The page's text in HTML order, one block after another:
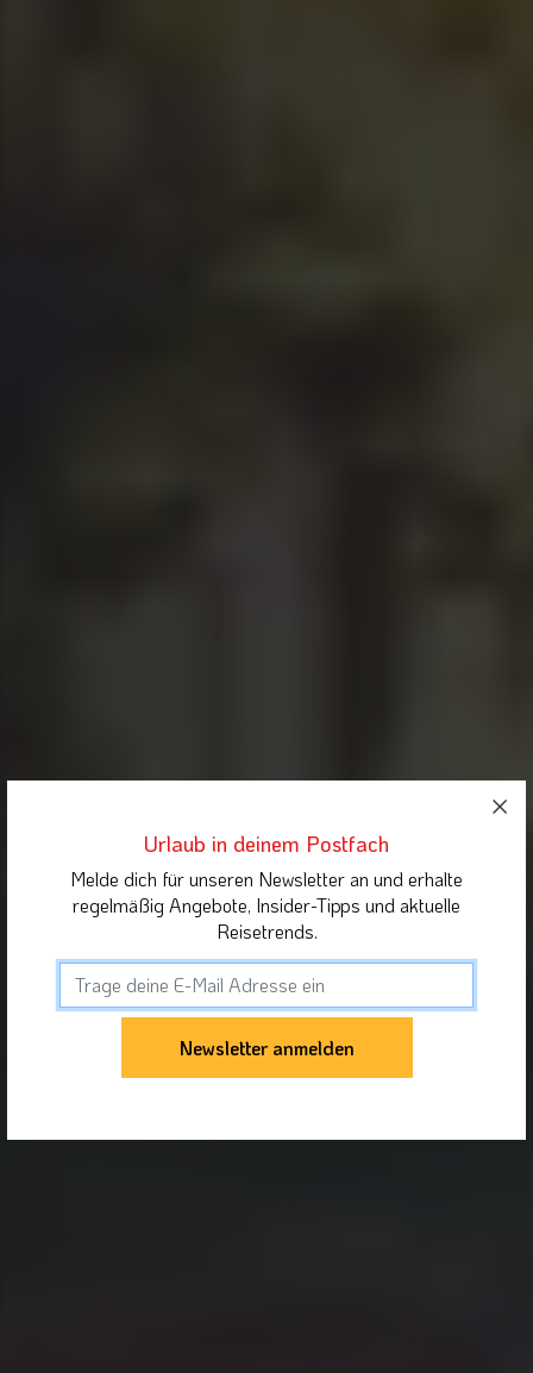
Urlaub in deinem Postfach
Melde dich für unseren Newsletter an und erhalte
regelmäßig Angebote, Insider-Tipps und aktuelle
Reisetrends.